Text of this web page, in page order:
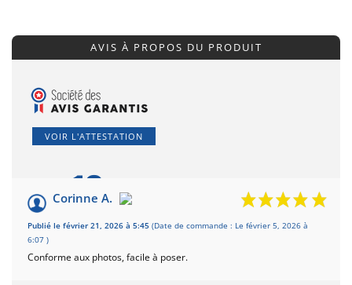
AVIS À PROPOS DU PRODUIT
VOIR L'ATTESTATION
10/10
Basé sur 2 avis
Corinne A.
Publié le février 21, 2026 à 5:45 (Date de commande : Le février 5, 2026 à
6:07 )
Conforme aux photos, facile à poser.